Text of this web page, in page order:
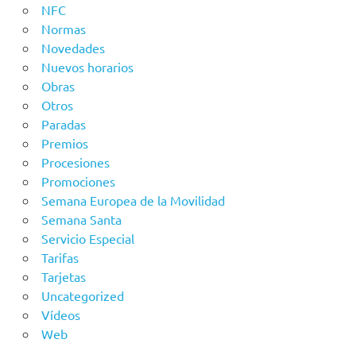
NFC
Normas
Novedades
Nuevos horarios
Obras
Otros
Paradas
Premios
Procesiones
Promociones
Semana Europea de la Movilidad
Semana Santa
Servicio Especial
Tarifas
Tarjetas
Uncategorized
Vídeos
Web